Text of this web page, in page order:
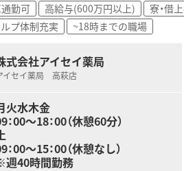
勤可 高給与(600万円以上) 寮・借
プ体制充実 ~18時までの職場
式会社アイセイ薬局
イセイ薬局 高萩店
火水木金
：00～18：00（休憩60分）
：00～15：00（休憩なし）
週40時間勤務